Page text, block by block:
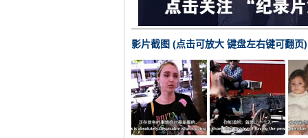
影片截图 (点击可放大 键盘左右键可翻页)